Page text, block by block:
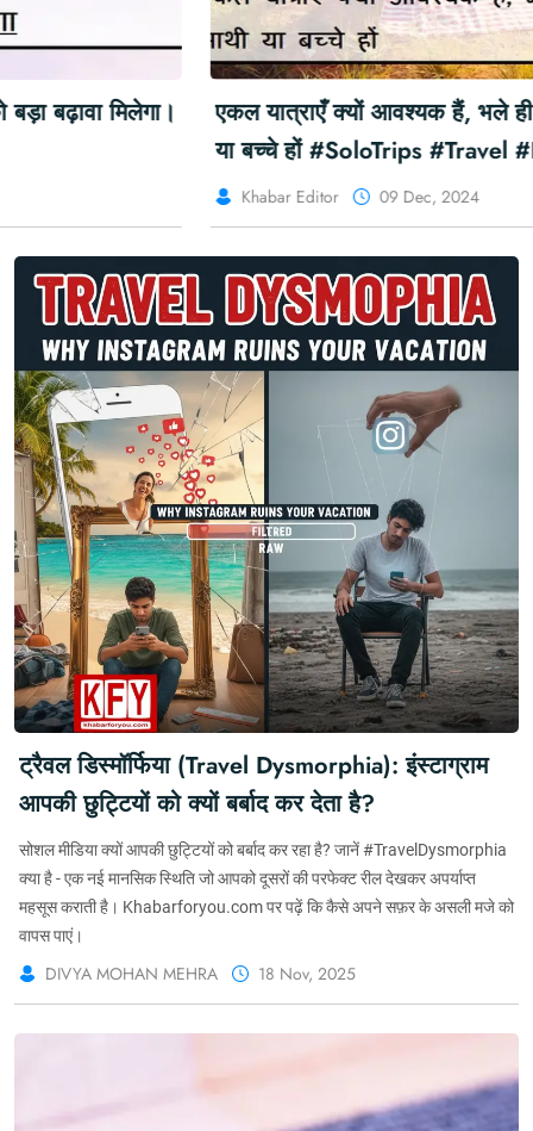
एकल यात्राएँ क्यों आवश्यक हैं, भले ही आपका कोई साथी
या बच्चे हों #SoloTrips #Travel #Partner #Kids
09 Dec, 2024
ट्रैवल डिस्मॉर्फिया (Travel Dysmorphia): इंस्टाग्राम
आपकी छुट्टियों को क्यों बर्बाद कर देता है?
सोशल मीडिया क्यों आपकी छुट्टियों को बर्बाद कर रहा है? जानें #TravelDysmorphia
क्या है - एक नई मानसिक स्थिति जो आपको दूसरों की परफेक्ट रील देखकर अपर्याप्त
महसूस कराती है। Khabarforyou.com पर पढ़ें कि कैसे अपने सफ़र के असली मजे को
वापस पाएं।
DIVYA MOHAN MEHRA 18 Nov, 2025